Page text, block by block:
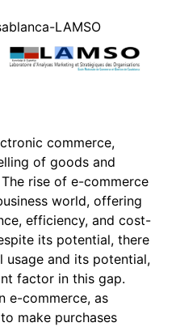
LAMSO
commerce,
of goods and
rise of e-commerce
world, offering
efficiency, and cost-
its potential, there
usage and its potential,
factor in this gap.
e-commerce, as
make purchases